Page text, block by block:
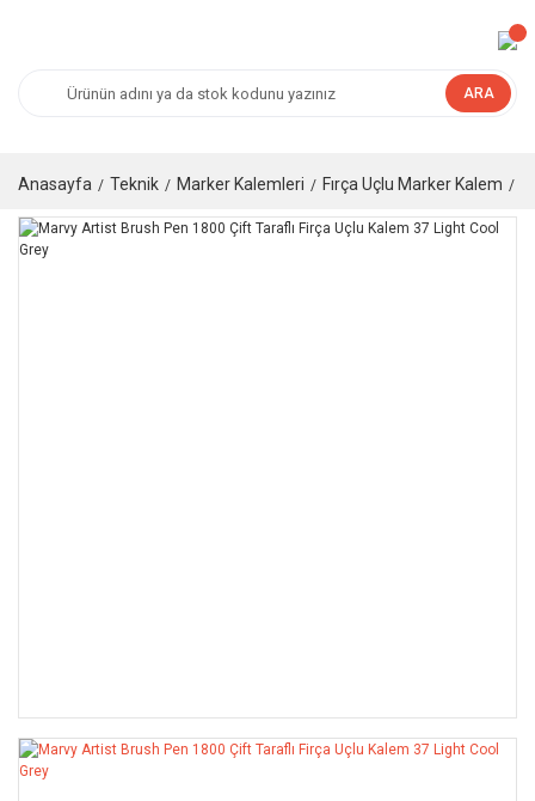
ARA
Anasayfa Teknik Marker Kalemleri Fırça Uçlu Marker Kalem